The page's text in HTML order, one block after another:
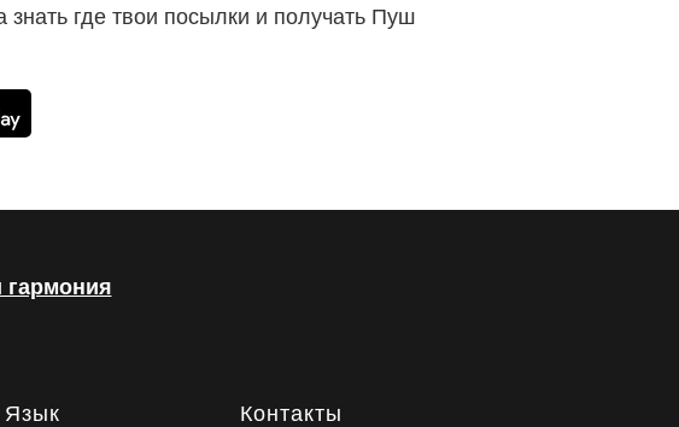
знать где твои посылки и получать Пуш
гармония
Язык Контакты